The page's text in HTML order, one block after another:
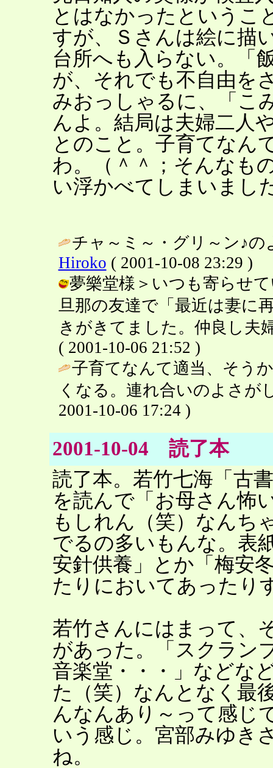
とはなかったというこ
すが、Ｓさんは絵に描
台所へも入らない。「
が、それでも不自由を
みおっしゃるに、「こ
んよ。結局は夫婦二人
とのこと。子育てなん
わ。（＾＾；そんなも
い浮かべてしまいまし
チャ～ミ～・グリ～ン♪
Hiroko ( 2001-10-08 23:29 )
夢樂堂様＞いつも寄らせ
旦那の友達で「最近は妻に
きがきてました。仲良し夫
( 2001-10-06 21:52 )
子育てなんて適当、そう
くなる。連れ合いのよさ
2001-10-06 17:24 )
2001-10-04 読了本
読了本。若竹七海「古
を読んで「お母さん怖
もしれん（笑）なんち
でるの多いもんな。表
安針供養」とか「梅安
たりにおいてあったり
若竹さんにはまって、
があった。「スクラン
音楽堂・・・」などな
た（笑）なんとなく最
んなんあり～って感じ
いう感じ。宮部みゆき
ね。